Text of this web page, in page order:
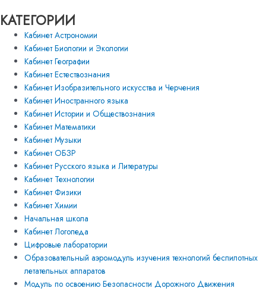
КАТЕГОРИИ
Кабинет Астрономии
Кабинет Биологии и Экологии
Кабинет Географии
Кабинет Естествознания
Кабинет Изобразительного искусства и Черчения
Кабинет Иностранного языка
Кабинет Истории и Обществознания
Кабинет Математики
Кабинет Музыки
Кабинет ОБЗР
Кабинет Русского языка и Литературы
Кабинет Технологии
Кабинет Физики
Кабинет Химии
Начальная школа
Кабинет Логопеда
Цифровые лаборатории
Образовательный аэромодуль изучения технологий беспилотных
летательных аппаратов
Модуль по освоению Безопасности Дорожного Движения